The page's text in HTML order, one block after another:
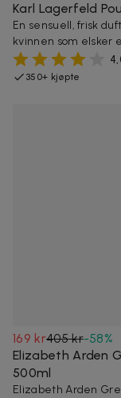
Karl Lagerfeld
En sensuell, frisk
kvinnen som elsker
350+ kjøpte
169 kr405 kr-58%
Elizabeth Arden
500ml
Elizabeth Arden